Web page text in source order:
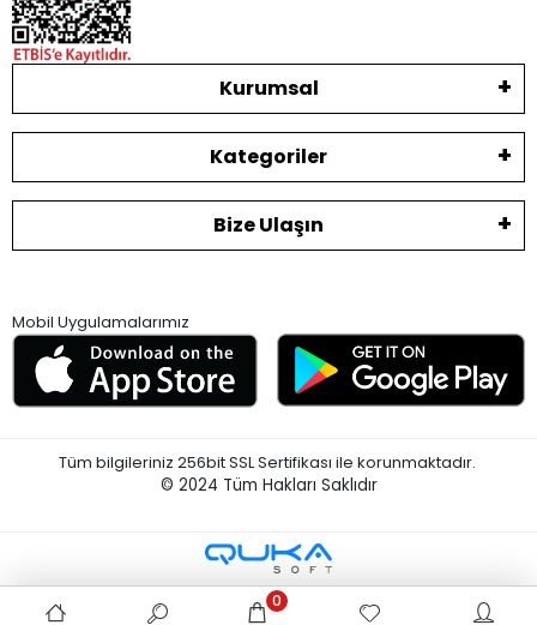
Kurumsal
Kategoriler
Bize Ulaşın
Mobil Uygulamalarımız
Tüm bilgileriniz 256bit SSL Sertifikası ile korunmaktadır.
© 2024 Tüm Hakları Saklıdır
0